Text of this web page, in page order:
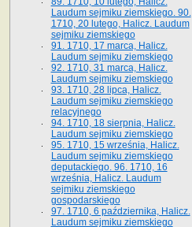
Laudum sejmiku ziemskiego. 90.
1710, 20 lutego, Halicz. Laudum
sejmiku ziemskiego
91. 1710, 17 marca, Halicz.
Laudum sejmiku ziemskiego
92. 1710, 31 marca, Halicz.
Laudum sejmiku ziemskiego
93. 1710, 28 lipca, Halicz.
Laudum sejmiku ziemskiego
relacyjnego
94. 1710, 18 sierpnia, Halicz.
Laudum sejmiku ziemskiego
95. 1710, 15 września, Halicz.
Laudum sejmiku ziemskiego
deputackiego. 96. 1710, 16
września, Halicz. Laudum
sejmiku ziemskiego
gospodarskiego
97. 1710, 6 października, Halicz.
Laudum sejmiku ziemskiego